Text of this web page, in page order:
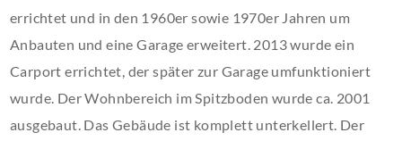
errichtet und in den 1960er sowie 1970er Jahren um
Anbauten und eine Garage erweitert. 2013 wurde ein
Carport errichtet, der später zur Garage umfunktioniert
wurde. Der Wohnbereich im Spitzboden wurde ca. 2001
ausgebaut. Das Gebäude ist komplett unterkellert. Der